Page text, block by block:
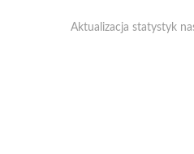
Aktualizacja statystyk